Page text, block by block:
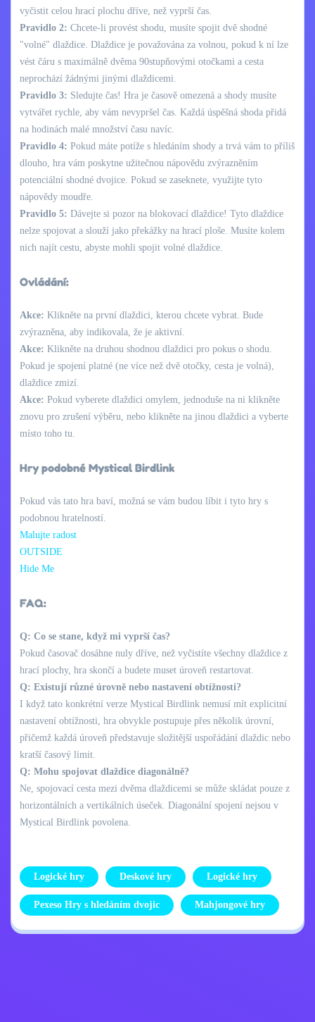
vyčistit celou hrací plochu dříve, než vyprší čas.
Pravidlo 2: Chcete-li provést shodu, musíte spojit dvě shodné
"volné" dlaždice. Dlaždice je považována za volnou, pokud k ní lze
vést čáru s maximálně dvěma 90stupňovými otočkami a cesta
neprochází žádnými jinými dlaždicemi.
Pravidlo 3: Sledujte čas! Hra je časově omezená a shody musíte
vytvářet rychle, aby vám nevypršel čas. Každá úspěšná shoda přidá
na hodinách malé množství času navíc.
Pravidlo 4: Pokud máte potíže s hledáním shody a trvá vám to příliš
dlouho, hra vám poskytne užitečnou nápovědu zvýrazněním
potenciální shodné dvojice. Pokud se zaseknete, využijte tyto
nápovědy moudře.
Pravidlo 5: Dávejte si pozor na blokovací dlaždice! Tyto dlaždice
nelze spojovat a slouží jako překážky na hrací ploše. Musíte kolem
nich najít cestu, abyste mohli spojit volné dlaždice.
Ovládání:
Akce: Klikněte na první dlaždici, kterou chcete vybrat. Bude
zvýrazněna, aby indikovala, že je aktivní.
Akce: Klikněte na druhou shodnou dlaždici pro pokus o shodu.
Pokud je spojení platné (ne více než dvě otočky, cesta je volná),
dlaždice zmizí.
Akce: Pokud vyberete dlaždici omylem, jednoduše na ni klikněte
znovu pro zrušení výběru, nebo klikněte na jinou dlaždici a vyberte
místo toho tu.
Hry podobné Mystical Birdlink
Pokud vás tato hra baví, možná se vám budou líbit i tyto hry s
podobnou hratelností.
Malujte radost
OUTSIDE
Hide Me
FAQ:
Q: Co se stane, když mi vyprší čas?
Pokud časovač dosáhne nuly dříve, než vyčistíte všechny dlaždice z
hrací plochy, hra skončí a budete muset úroveň restartovat.
Q: Existují různé úrovně nebo nastavení obtížnosti?
I když tato konkrétní verze Mystical Birdlink nemusí mít explicitní
nastavení obtížnosti, hra obvykle postupuje přes několik úrovní,
přičemž každá úroveň představuje složitější uspořádání dlaždic nebo
kratší časový limit.
Q: Mohu spojovat dlaždice diagonálně?
Ne, spojovací cesta mezi dvěma dlaždicemi se může skládat pouze z
horizontálních a vertikálních úseček. Diagonální spojení nejsou v
Mystical Birdlink povolena.
Logické hry Deskové hry Logické hry
Pexeso Hry s hledáním dvojic Mahjongové hry